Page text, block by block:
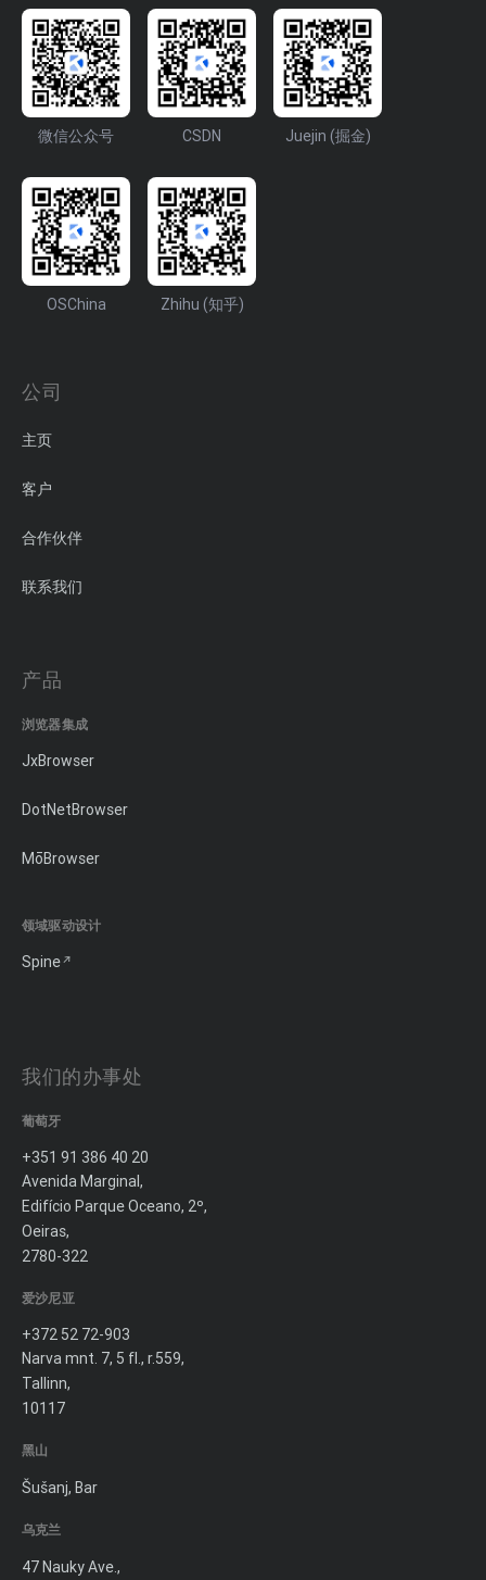
微信公众号 CSDN Juejin (掘金)
OSChina Zhihu (知乎)
公司
主页
客户
合作伙伴
联系我们
产品
浏览器集成
JxBrowser
DotNetBrowser
MōBrowser
领域驱动设计
Spine
我们的办事处
葡萄牙
+351 91 386 40 20
Avenida Marginal,
Edifício Parque Oceano, 2º,
Oeiras,
2780-322
爱沙尼亚
+372 52 72-903
Narva mnt. 7, 5 fl., r.559,
Tallinn,
10117
黑山
Šušanj, Bar
乌克兰
47 Nauky Ave.,